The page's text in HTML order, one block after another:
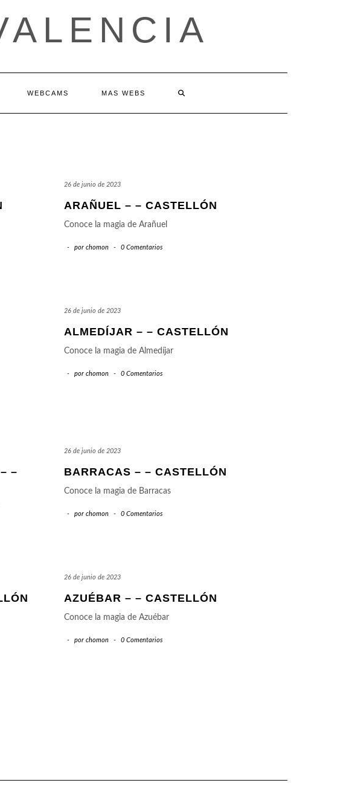
WEBCAMS MAS WEBS
26 de junio de 2023
ARAÑUEL – – CASTELLÓN
Conoce la magia de Arañuel
- por chomon - 0 Comentarios
26 de junio de 2023
ALMEDÍJAR – – CASTELLÓN
Conoce la magia de Almedíjar
- por chomon - 0 Comentarios
–
26 de junio de 2023
BARRACAS – – CASTELLÓN
Conoce la magia de Barracas
- por chomon - 0 Comentarios
26 de junio de 2023
AZUÉBAR – – CASTELLÓN
Conoce la magia de Azuébar
- por chomon - 0 Comentarios